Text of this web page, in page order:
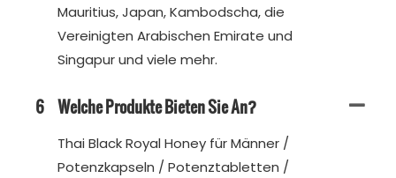
Mauritius, Japan, Kambodscha, die
Vereinigten Arabischen Emirate und
Singapur und viele mehr.
6 Welche Produkte Bieten Sie An?
Thai Black Royal Honey für Männer /
Potenzkapseln / Potenztabletten /